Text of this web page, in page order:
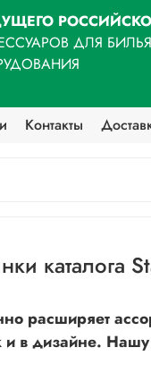
ДЛЯ
Контакты
каталога
расширяет
и в дизайне.